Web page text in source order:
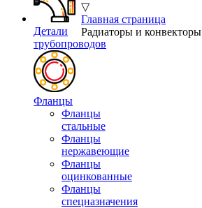
Детали
трубопроводов
Фланцы
Фланцы
стальные
Фланцы
нержавеющие
Фланцы
оцинкованные
Фланцы
спецназначения
▽
Главная страница
Радиаторы и конвекторы